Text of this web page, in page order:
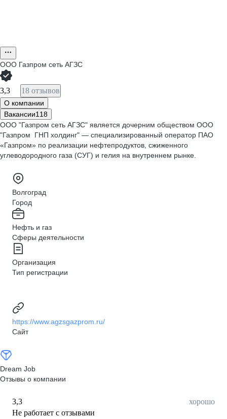
ООО Газпром сеть АГЗС
3,3 18 отзывов
О компании
Вакансии118
ООО "Газпром сеть АГЗС" является дочерним обществом ООО
"Газпром ГНП холдинг" — специализированный оператор ПАО
«Газпром» по реализации нефтепродуктов, сжиженного
углеводородного газа (СУГ) и гелия на внутреннем рынке.
Волгоград
Город
Нефть и газ
Сферы деятельности
Организация
Тип регистрации
https://www.agzsgazprom.ru/
Сайт
Dream Job
Отзывы о компании
3,3
хорошо
Не работает с отзывами